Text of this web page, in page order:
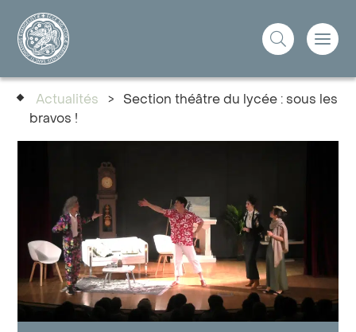
Actualités >
Section théâtre du lycée : sous les
bravos !